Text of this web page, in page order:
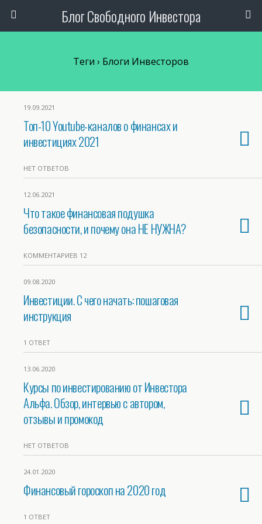
Блог Свободного Инвестора
Теги › Блоги Инвесторов
19.09.2021
Топ-10 Youtube-каналов о финансах и
инвестициях 2021
НЕТ ОТВЕТОВ
12.06.2021
Что такое финансовая подушка
безопасности, и почему она НЕ НУЖНА?
КОММЕНТАРИЕВ 12
09.08.2020
Инвестиции. С чего начать: пошаговая
инструкция
1 ОТВЕТ
13.06.2020
Курсы по инвестированию от Инвестора
Альфа. Обзор, интервью с автором,
отзывы и промокод
НЕТ ОТВЕТОВ
24.01.2020
Финансовый гороскоп на 2020 год
1 ОТВЕТ